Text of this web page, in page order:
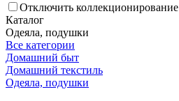
Отключить коллекционирование
Каталог
Одеяла, подушки
Все категории
Домашний быт
Домашний текстиль
Одеяла, подушки